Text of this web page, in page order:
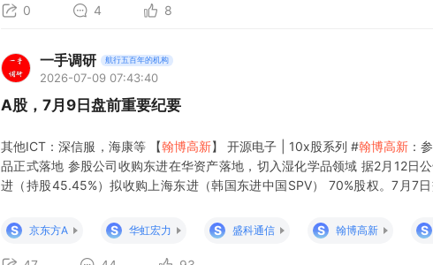
0 4 8
一手调研 航行五百年的机构
2026-07-09 07:43:40
A股，7月9日盘前重要纪要
其他ICT：深信服，海康等 【翰博高新】 开源电子 | 10x股系列 #翰博高新 ：
品正式落地 参股公司收购东进在华资产落地，切入湿化学品领域 据2月12日公
进（持股45.45%）拟收购上海东进（韩国东进中国SPV） 70%股权。7月7
元，据测算
S 京东方A S 华虹宏力 S 盛科通信 S 翰博高新 S